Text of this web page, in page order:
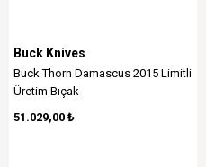
Buck Knives
Buck Thorn Damascus 2015 Limitli
Üretim Bıçak
51.029,00 ₺